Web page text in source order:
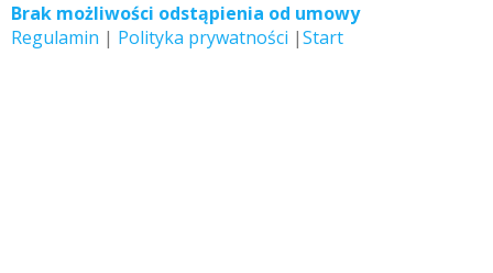
Brak możliwości odstąpienia od umowy
Regulamin | Polityka prywatności |Start